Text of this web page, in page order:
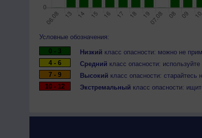
Условные обозначения:
0 - 3
Низкий класс опасности: можно не
4 - 6
Средний класс опасности:
7 - 9
Высокий класс опасности:
10 - 12
Экстремальный класс опасности: